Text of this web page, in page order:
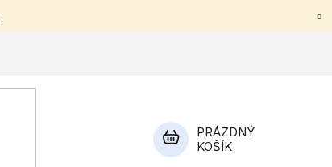
NÁKUPNÍ
PRÁZDNÝ
KOŠÍK